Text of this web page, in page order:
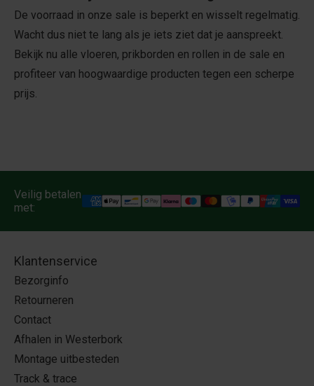
De voorraad in onze sale is beperkt en wisselt regelmatig.
Wacht dus niet te lang als je iets ziet dat je aanspreekt.
Bekijk nu alle vloeren, prikborden en rollen in de sale en
profiteer van hoogwaardige producten tegen een scherpe
prijs.
Veilig betalen
met:
Klantenservice
Bezorginfo
Retourneren
Contact
Afhalen in Westerbork
Montage uitbesteden
Track & trace